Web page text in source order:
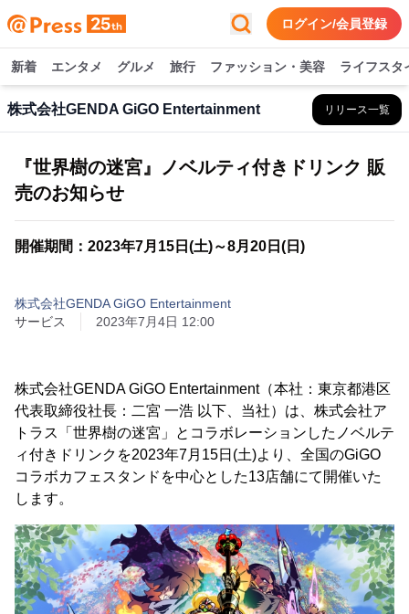
ログイン/会員登録
新着 エンタメ グルメ 旅行 ファッション・美容 ライフスタ
株式会社GENDA GiGO Entertainment リリース一覧
『世界樹の迷宮』ノベルティ付きドリンク 販
売のお知らせ
開催期間：2023年7月15日(土)～8月20日(日)
株式会社GENDA GiGO Entertainment
サービス
2023年7月4日 12:00
株式会社GENDA GiGO Entertainment（本社：東京都港区
代表取締役社長：二宮 一浩 以下、当社）は、株式会社ア
トラス「世界樹の迷宮」とコラボレーションしたノベルテ
ィ付きドリンクを2023年7月15日(土)より、全国のGiGO
コラボカフェスタンドを中心とした13店舗にて開催いた
します。